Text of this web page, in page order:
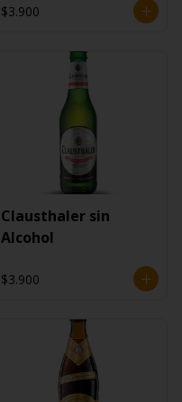
$3.900
Clausthaler sin
Alcohol
$3.900